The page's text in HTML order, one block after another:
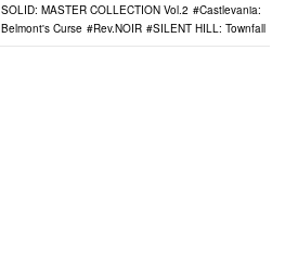
SOLID: MASTER COLLECTION Vol.2
Castlevania:
Belmont's Curse
Rev.NOIR SILENT HILL: Townfall